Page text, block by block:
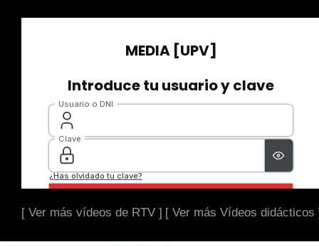
[ Ver más vídeos de RTV ] [ Ver más Vídeos didácticos